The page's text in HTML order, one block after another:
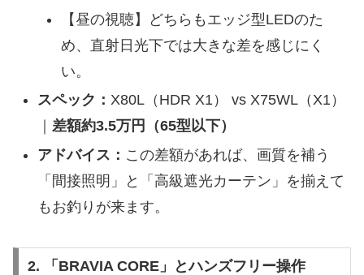
【昼の視聴】どちらもエッジ型LEDのた
め、直射日光下では大きな差を感じにく
い。
スペック： X80L（HDR X1） vs X75WL（X1）
差額約3.5万円（65型以下）
アドバイス： この差額があれば、画質を補う
「間接照明」と「高級遮光カーテン」を揃えて
もお釣りが来ます。
2. 「BRAVIA CORE」とハンズフリー操作